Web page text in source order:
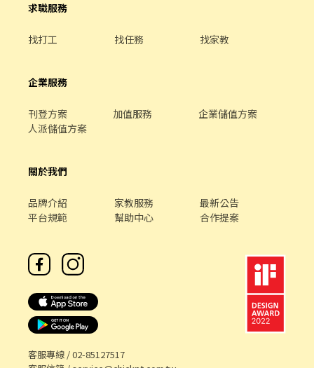
求職服務
找打工 找任務 找家教
企業服務
刊登方案 加值服務
企業儲值方案
人派儲值方案
關於我們
品牌介紹 家教服務
最新公告
平台規範
幫助中心 合作提案
客服專線 /02-85127517